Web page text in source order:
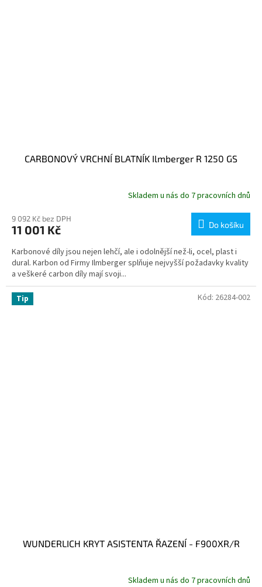
CARBONOVÝ VRCHNÍ BLATNÍK Ilmberger R 1250 GS
Skladem u nás do 7 pracovních dnů
9 092 Kč bez DPH
11 001 Kč Do košíku
Karbonové díly jsou nejen lehčí, ale i odolnější než-li, ocel, plast i
dural. Karbon od Firmy Ilmberger splňuje nejvyšší požadavky kvality
a veškeré carbon díly mají svoji...
Tip
WUNDERLICH KRYT ASISTENTA ŘAZENÍ - F900XR/R
Skladem u nás do 7 pracovních dnů
Kód: 26284-002